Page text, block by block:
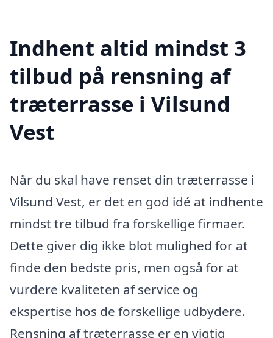
Indhent altid mindst 3
tilbud på rensning af
træterrasse i Vilsund
Vest
Når du skal have renset din træterrasse i
Vilsund Vest, er det en god idé at indhente
mindst tre tilbud fra forskellige firmaer.
Dette giver dig ikke blot mulighed for at
finde den bedste pris, men også for at
vurdere kvaliteten af service og
ekspertise hos de forskellige udbydere.
Rensning af træterrasse er en vigtig